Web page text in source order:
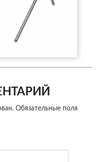
Обязательные поля